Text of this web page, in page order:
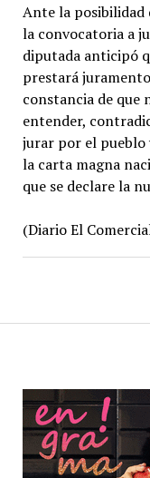
Ante la posibilidad
la convocatoria a
diputada anticipó
prestará
constancia de que
entender,
jurar por el
la carta magna
que se declare la
(Diario El